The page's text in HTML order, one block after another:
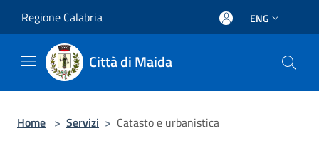
Regione Calabria ENG
Città di Maida
Home > Servizi > Catasto e urbanistica